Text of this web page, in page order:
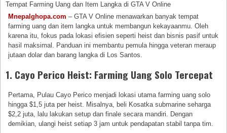
Tempat Farming Uang dan Item Langka di GTA V Online
Mnepalghopa.com – GTA V Online menawarkan banyak tempat
farming uang dan item langka untuk membangun kekayaanmu. Oleh
karena itu, fokus pada lokasi efisien seperti heist dan bisnis pasif untuk
hasil maksimal. Panduan ini membantu pemula hingga veteran meraup
jutaan dolar dan barang langka di Los Santos.
1. Cayo Perico Heist: Farming Uang Solo Tercepat
Pertama, Pulau Cayo Perico menjadi lokasi utama farming uang solo
hingga $1,5 juta per heist. Misalnya, beli Kosatka submarine seharga
$2,2 juta, lalu lakukan setup dan finale secara mandiri. Dengan
demikian, ulangi heist setiap 3 jam untuk pendapatan stabil tanpa tim.